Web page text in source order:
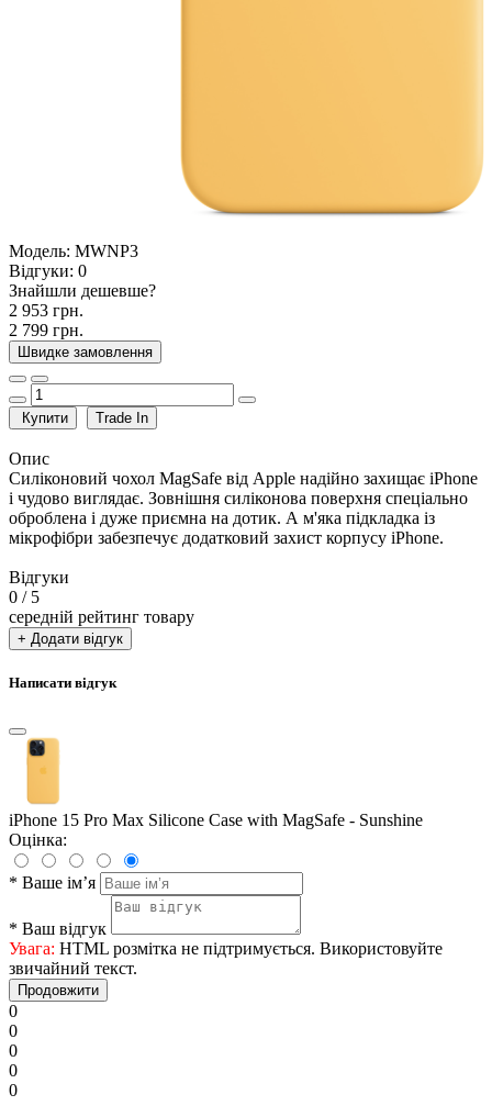
Модель: MWNP3
Відгуки: 0
Знайшли дешевше?
2 953 грн.
2 799 грн.
Швидке замовлення
Купити Trade In
Опис
Силіконовий чохол MagSafe від Apple надійно захищає iPhone
і чудово виглядає. Зовнішня силіконова поверхня спеціально
оброблена і дуже приємна на дотик. А м'яка підкладка із
мікрофібри забезпечує додатковий захист корпусу iPhone.
Відгуки
0 / 5
середній рейтинг товару
+ Додати відгук
Написати відгук
iPhone 15 Pro Max Silicone Case with MagSafe - Sunshine
Оцінка:
* Ваше ім’я
* Ваш відгук
Увага: HTML розмітка не підтримується. Використовуйте
звичайний текст.
Продовжити
0
0
0
0
0